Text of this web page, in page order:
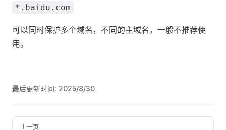
*.baidu.com
可以同时保护多个域名，不同的主域名，一般不推荐使
用。
最后更新时间: 2025/8/30
Pager
上一页